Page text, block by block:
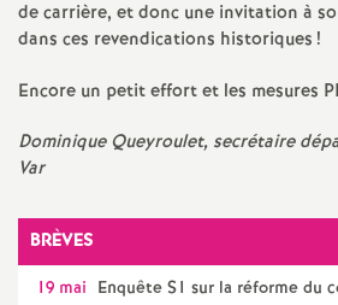
de carrière, et donc une invitation à
dans ces revendications historiques !
Encore un petit effort et les mesures
Dominique Queyroulet, secrétaire
Var
BRÈVES
19 mai Enquête S1 sur la réforme du